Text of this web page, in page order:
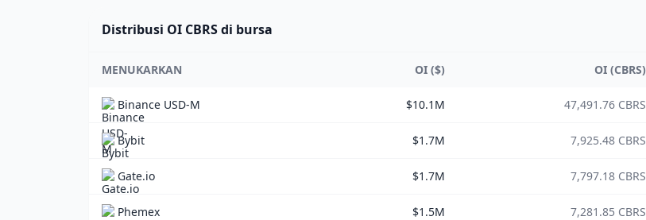
Distribusi OI CBRS di bursa
MENUKARKAN OI ($) OI (CBRS)
Binance USD-M $10.1M 47,491.76 CBRS
Bybit $1.7M 7,925.48 CBRS
Gate.io $1.7M 7,797.18 CBRS
Phemex $1.5M 7,281.85 CBRS